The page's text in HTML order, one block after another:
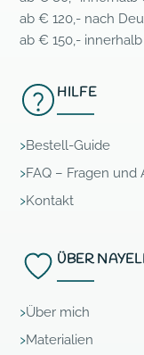
ab € 120,- nach
ab € 150,-
HILFE
Bestell-Guide
FAQ – Fragen und
Kontakt
ÜBER NAYELI
Über mich
Materialien